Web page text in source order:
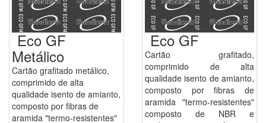
Eco GF
Metálico
Cartão grafitado metálico,
comprimido de alta
qualidade isento de amianto,
composto por fibras de
aramida "termo-resistentes"
Eco GF
Cartão grafitado,
comprimido de alta
qualidade isento de amianto,
composto por fibras de
aramida "termo-resistentes"
composto de NBR e